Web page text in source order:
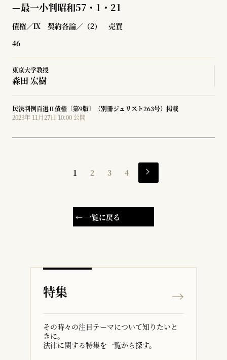
—最一小判昭和57・1・21
債権／Ⅸ 契約各論／（2） 売買
46
東京大学教授
森田 宏樹
民法判例百選Ⅱ債権〔第9版〕（別冊ジュリスト263号）掲載
2023年 11月27日 10:00 公開
1 2 3 4
← 一覧に戻る
特集
その時々の注目テーマについて知りたいと
きに。
法律に関する特集を一覧から探す。